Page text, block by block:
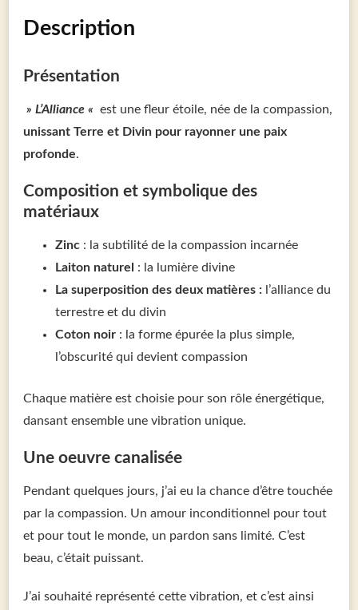
Description
Présentation
» L’Alliance « est une fleur étoile, née de la compassion,
unissant Terre et Divin pour rayonner une paix
profonde.
Composition et symbolique des
matériaux
Zinc : la subtilité de la compassion incarnée
Laiton naturel
: la lumière divine
La superposition des deux matières : l’alliance du
terrestre et du divin
Coton noir : la forme épurée la plus simple,
l’obscurité qui devient compassion
Chaque matière est choisie pour son rôle énergétique,
dansant ensemble une vibration unique.
Une oeuvre canalisée
Pendant quelques jours, j’ai eu la chance d’être touchée
par la compassion. Un amour inconditionnel pour tout
et pour tout le monde, un pardon sans limité. C’est
beau, c’était puissant.
J’ai souhaité représenté cette vibration, et c’est ainsi